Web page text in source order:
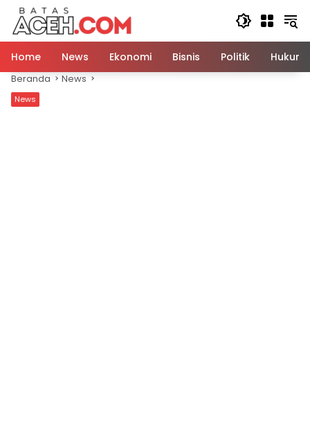
Langsung
konten
Home
News Ekonomi Bisnis Politik Hukum
Beranda News
News